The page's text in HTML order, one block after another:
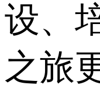
设、
之旅